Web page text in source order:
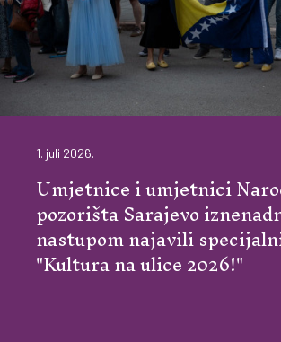
1. juli 2026.
Umjetnice i umjetnici
pozorišta Sarajevo
nastupom najavili
"Kultura na ulice 2026!"